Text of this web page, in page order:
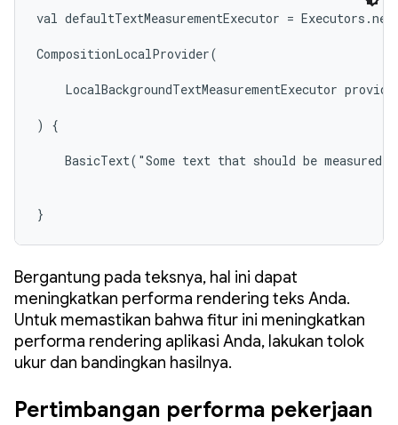
val defaultTextMeasurementExecutor =
CompositionLocalProvider(
LocalBackgroundTextMeasurementExecutor
) {
BasicText("Some text that should be measured
}
Bergantung pada teksnya, hal ini dapat
meningkatkan performa rendering teks Anda.
Untuk memastikan bahwa fitur ini meningkatkan
performa rendering aplikasi Anda, lakukan tolok
ukur dan bandingkan hasilnya.
Pertimbangan performa pekerjaan